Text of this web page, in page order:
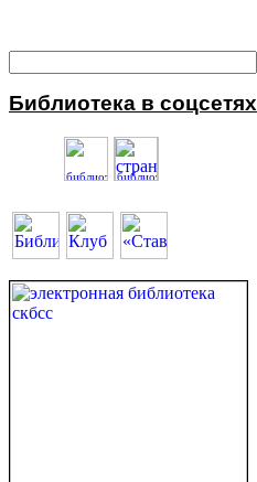
Библиотека в соцсетях